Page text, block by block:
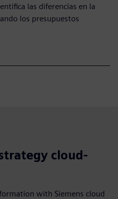
las diferencias en la
los presupuestos
cloud-
with Siemens cloud